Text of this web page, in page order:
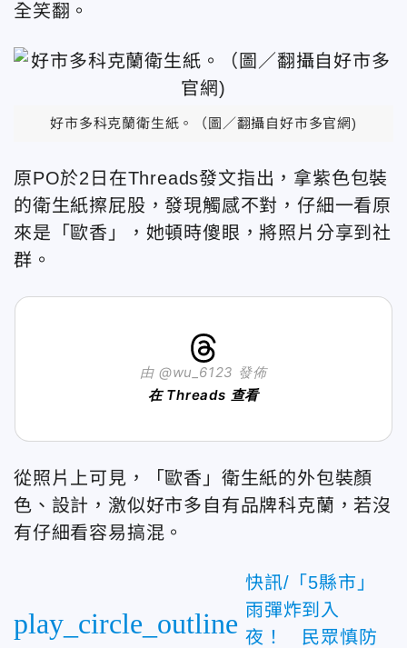
全笑翻。
好市多科克蘭衛生紙。（圖／翻攝自好市多官網)
原PO於2日在Threads發文指出，拿紫色包裝
的衛生紙擦屁股，發現觸感不對，仔細一看原
來是「歐香」，她頓時傻眼，將照片分享到社
群。
由 @wu_6123 發佈
在 Threads 查看
從照片上可見，「歐香」衛生紙的外包裝顏
色、設計，激似好市多自有品牌科克蘭，若沒
有仔細看容易搞混。
play_circle_outline
快訊/「5縣市」
雨彈炸到入
夜！ 民眾慎防